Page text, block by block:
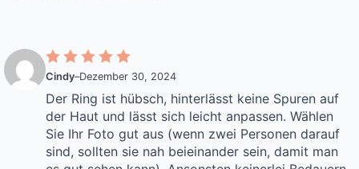
Cindy–Dezember 30, 2024
Der Ring ist hübsch, hinterlässt keine Spuren auf
der Haut und lässt sich leicht anpassen. Wählen
Sie Ihr Foto gut aus (wenn zwei Personen darauf
sind, sollten sie nah beieinander sein, damit man